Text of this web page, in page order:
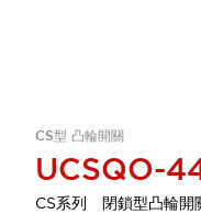
CS型 凸輪開關
UCSQO-
CS系列 閉鎖型凸輪